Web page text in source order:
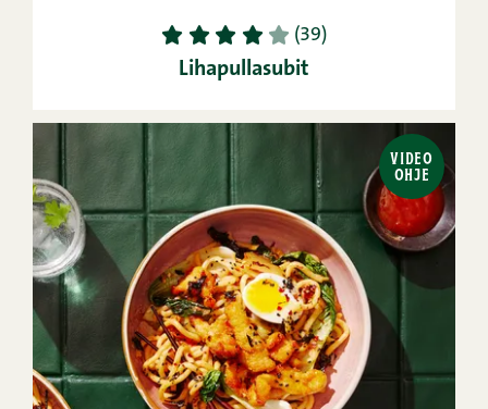
1 2 3 4 5 (39)
Lihapullasubit
VIDEO
OHJE